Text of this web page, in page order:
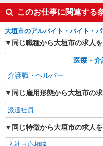
時給
通費全支給(
大垣市
派遣社員
株式会社kotrio /●NG-H-2029418
夕方までの
優遇【大垣
時給
通費全支給(
大垣市
このお仕事に関連する
大垣市のアルバイト・バイト・
同じ職種から大垣市の求人
医療・
介護職・ヘルパー
同じ雇用形態から大垣市の
派遣社員
同じ特徴から大垣市の求人
入社日応相談